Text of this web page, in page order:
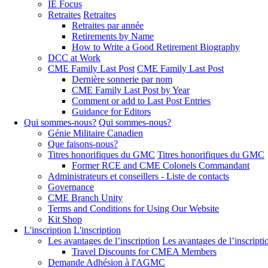
IE Focus
Retraites Retraites
Retraites par année
Retirements by Name
How to Write a Good Retirement Biography
DCC at Work
CME Family Last Post CME Family Last Post
Dernière sonnerie par nom
CME Family Last Post by Year
Comment or add to Last Post Entries
Guidance for Editors
Qui sommes-nous? Qui sommes-nous?
Génie Militaire Canadien
Que faisons-nous?
Titres honorifiques du GMC Titres honorifiques du GMC
Former RCE and CME Colonels Commandant
Administrateurs et conseillers - Liste de contacts
Governance
CME Branch Unity
Terms and Conditions for Using Our Website
Kit Shop
L'inscription L'inscription
Les avantages de l’inscription Les avantages de
Travel Discounts for CMEA Members
Demande Adhésion à l'AGMC